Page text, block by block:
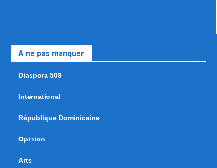
A ne pas manquer
Diaspora 509
International
République Dominicaine
Opinion
Arts